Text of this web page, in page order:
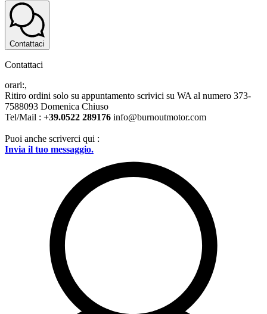
Contattaci
Contattaci
orari:,
Ritiro ordini solo su appuntamento scrivici su WA al numero 373-
7588093 Domenica Chiuso
Tel/Mail : +39.0522 289176 info@burnoutmotor.com
Puoi anche scriverci qui :
Invia il tuo messaggio.